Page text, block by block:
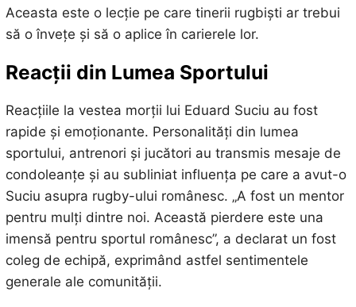
Aceasta este o lecție pe care tinerii rugbiști ar trebui
să o învețe și să o aplice în carierele lor.
Reacții din Lumea Sportului
Reacțiile la vestea morții lui Eduard Suciu au fost
rapide și emoționante. Personalități din lumea
sportului, antrenori și jucători au transmis mesaje de
condoleanțe și au subliniat influența pe care a avut-o
Suciu asupra rugby-ului românesc. „A fost un mentor
pentru mulți dintre noi. Această pierdere este una
imensă pentru sportul românesc”, a declarat un fost
coleg de echipă, exprimând astfel sentimentele
generale ale comunității.